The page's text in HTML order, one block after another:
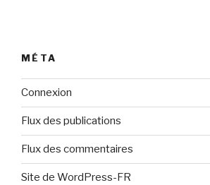
MÉTA
Connexion
Flux des publications
Flux des commentaires
Site de WordPress-FR